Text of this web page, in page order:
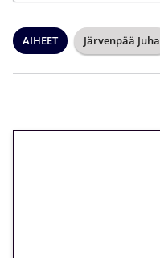
AIHEET Järvenpää Juha